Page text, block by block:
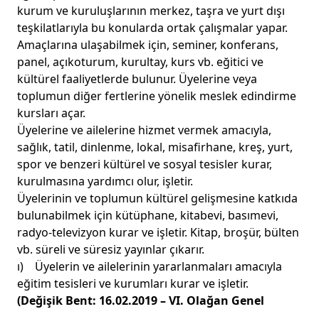
kurum ve kuruluşlarının merkez, taşra ve yurt dışı
teşkilatlarıyla bu konularda ortak çalışmalar yapar.
Amaçlarına ulaşabilmek için, seminer, konferans,
panel, açıkoturum, kurultay, kurs vb. eğitici ve
kültürel faaliyetlerde bulunur. Üyelerine veya
toplumun diğer fertlerine yönelik meslek edindirme
kursları açar.
Üyelerine ve ailelerine hizmet vermek amacıyla,
sağlık, tatil, dinlenme, lokal, misafirhane, kreş, yurt,
spor ve benzeri kültürel ve sosyal tesisler kurar,
kurulmasına yardımcı olur, işletir.
Üyelerinin ve toplumun kültürel gelişmesine katkıda
bulunabilmek için kütüphane, kitabevi, basımevi,
radyo-televizyon kurar ve işletir. Kitap, broşür, bülten
vb. süreli ve süresiz yayınlar çıkarır.
ı) Üyelerin ve ailelerinin yararlanmaları amacıyla
eğitim tesisleri ve kurumları kurar ve işletir.
(Değişik Bent: 16.02.2019 – VI. Olağan Genel